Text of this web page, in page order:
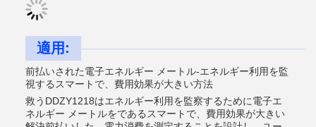
適用:
前払いされた電子エネルギー メートル-エネルギー利用を監
視するスマートで、費用効果が大きい方法
救うDDZY1218はエネルギー利用を監察するために電子エ
ネルギー メートルをであるスマートで、費用効果が大きい